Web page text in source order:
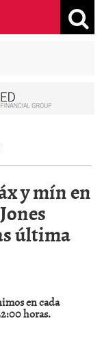
y mín en
última
en cada
horas.